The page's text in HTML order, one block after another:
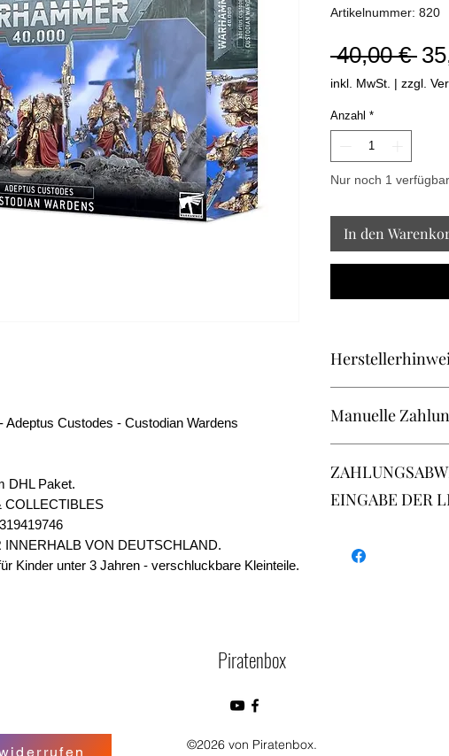
Adeptus Custodes - Custodian Wardens
DHL Paket.
COLLECTIBLES
VON DEUTSCHLAND.
Kinder unter 3 Jahren - verschluckbare Kleinteile.
Artikelnummer: 820
40,00 €
inkl. MwSt. | zzgl.
Anzahl *
Nur noch 1 verfügbar
In den
Nottingham, NG7
Manuelle
oder per
Daniel Faust
BIC: MALADE51NWD
EINGABE DER
- Google Pay
Piratenbox
©2026 von Piratenbox.